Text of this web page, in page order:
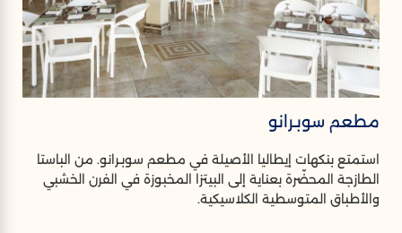
مطعم سوبـرانو
استمتع بنكهات إيطاليا الأصيلة في مطعم سوبـرانو. من الباستا
الطازجة المحضّرة بعناية إلى البيتزا المخبوزة في الفرن الخشبي
والأطباق المتوسطية الكلاسيكية.